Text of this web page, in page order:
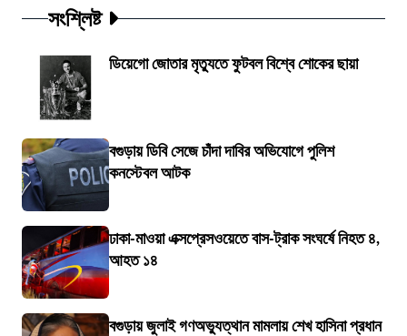
সংশ্লিষ্ট
ডিয়েগো জোতার মৃত্যুতে ফুটবল বিশ্বে শোকের ছায়া
বগুড়ায় ডিবি সেজে চাঁদা দাবির অভিযোগে পুলিশ
কনস্টেবল আটক
ঢাকা-মাওয়া এক্সপ্রেসওয়েতে বাস-ট্রাক সংঘর্ষে নিহত ৪,
আহত ১৪
বগুড়ায় জুলাই গণঅভ্যুত্থান মামলায় শেখ হাসিনা প্রধান